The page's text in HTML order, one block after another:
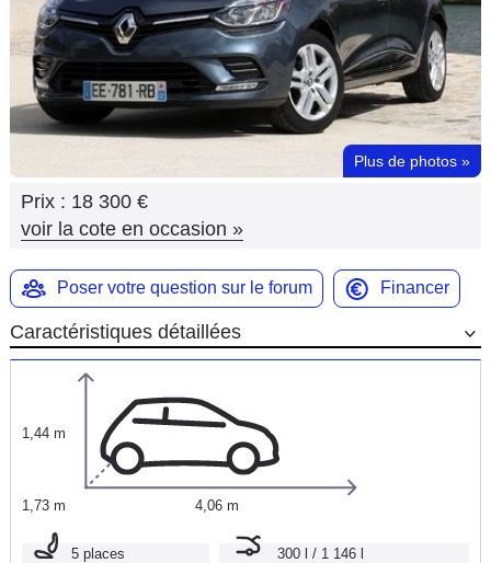
Flottes
Auto
Services
Moto
Marques
Plus de photos »
Prix : 18 300 €
voir la cote en occasion »
Poser votre question sur le forum Financer
Caractéristiques détaillées
1,44 m
1,73 m 4,06 m
5 places 300 l / 1 146 l